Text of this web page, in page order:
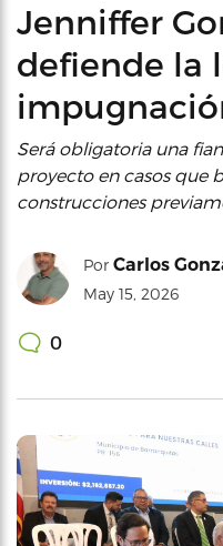
Jenniffer
defiende la
Será obligatoria una
proyecto en casos que
construcciones
Por Carlos
May 15, 2026
0